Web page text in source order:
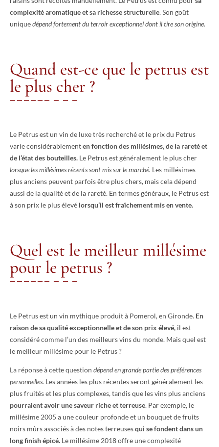
complexité aromatique et sa richesse structurelle. Son goût
uniquedépend fortement du terroir exceptionnel dont il tire son origine.
Quand est-ce que le petrus est
le plus cher ?
Le Petrus est un vin de luxe très recherché et le prix du Petrus
varie considérablementen fonction des millésimes, de la rareté et
de l’état des bouteilles. Le Petrus est généralement le plus cher
lorsque les millésimes récents sont mis sur le marché. Les millésimes
plus anciens peuvent parfois être plus chers, mais cela dépend
aussi de la qualité et de la rareté. En termes généraux, le Petrus est
à son prix le plus élevé lorsqu’il est fraîchement mis en vente.
Quel est le meilleur millésime
pour le petrus ?
Le Petrus est un vin mythique produit à Pomerol, en Gironde. En
raison de sa qualité exceptionnelle et de son prix élevé, il est
considéré comme l’un des meilleurs vins du monde. Mais quel est
le meilleur millésime pour le Petrus ?
La réponse à cette question dépend en grande partie des préférences
personnelles. Les années les plus récentes seront généralement les
plus fruités et les plus complexes, tandis que les vins plus anciens
pourraient avoir une saveur riche et terreuse. Par exemple, le
millésime 2005 a une couleur profonde et un bouquet de fruits
noirs mûrs associés à des notes terreusesqui se fondent dans un
long finish épicé. Le millésime 2018 offre une complexité